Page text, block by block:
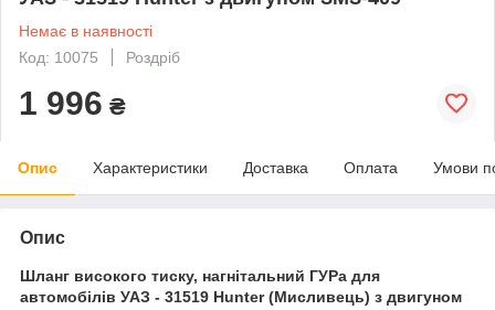
Немає в наявності
Код: 10075
Роздріб
1 996 ₴
Опис Характеристики Доставка Оплата Умови
Опис
Шланг високого тиску, нагнітальний ГУРа для
автомобілів УАЗ - 31519 Hunter (Мисливець) з двигуном